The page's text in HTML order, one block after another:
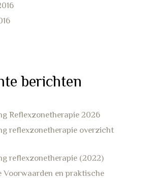
berichten
Reflexzonetherapie 2026
reflexzonetherapie overzicht
reflexzonetherapie (2022)
Voorwaarden en praktische